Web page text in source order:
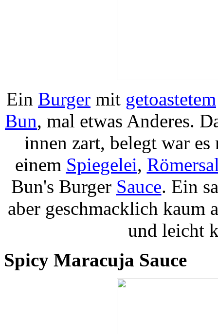
Ein Burger mit getoastetem
Bun, mal etwas Anderes.
innen zart, belegt war
einem Spiegelei,
Bun's Burger Sauce. Ein
aber geschmacklich kaum
und leicht
Spicy Maracuja Sauce